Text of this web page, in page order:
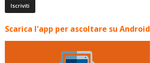
Scarica l'app per ascoltare su Android